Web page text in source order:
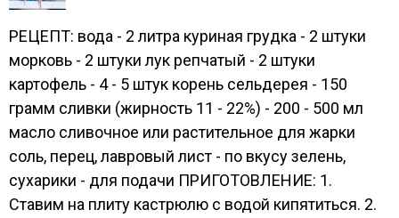
РЕЦЕПТ: вода - 2 литра куриная грудка - 2 штуки
морковь - 2 штуки лук репчатый - 2 штуки
картофель - 4 - 5 штук корень сельдерея - 150
грамм сливки (жирность 11 - 22%) - 200 - 500 мл
масло сливочное или растительное для жарки
соль, перец, лавровый лист - по вкусу зелень,
сухарики - для подачи ПРИГОТОВЛЕНИЕ: 1.
Ставим на плиту кастрюлю с водой кипятиться. 2.